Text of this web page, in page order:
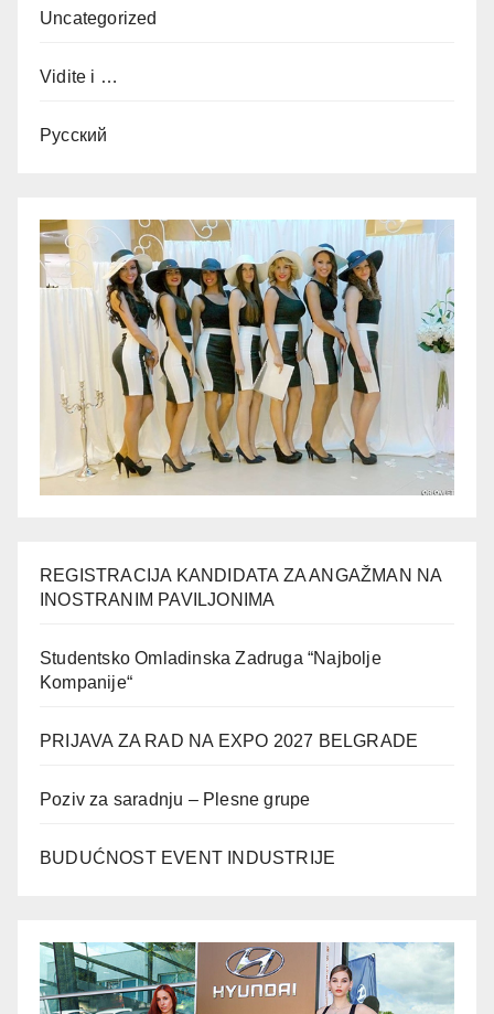
Uncategorized
Vidite i …
Русский
REGISTRACIJA KANDIDATA ZA ANGAŽMAN NA
INOSTRANIM PAVILJONIMA
Studentsko Omladinska Zadruga “Najbolje
Kompanije“
PRIJAVA ZA RAD NA EXPO 2027 BELGRADE
Poziv za saradnju – Plesne grupe
BUDUĆNOST EVENT INDUSTRIJE